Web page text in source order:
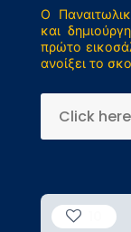
Ο
και
πρώτο
ανοίξει το
Click here